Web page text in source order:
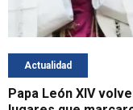
Actualidad
Papa León XIV